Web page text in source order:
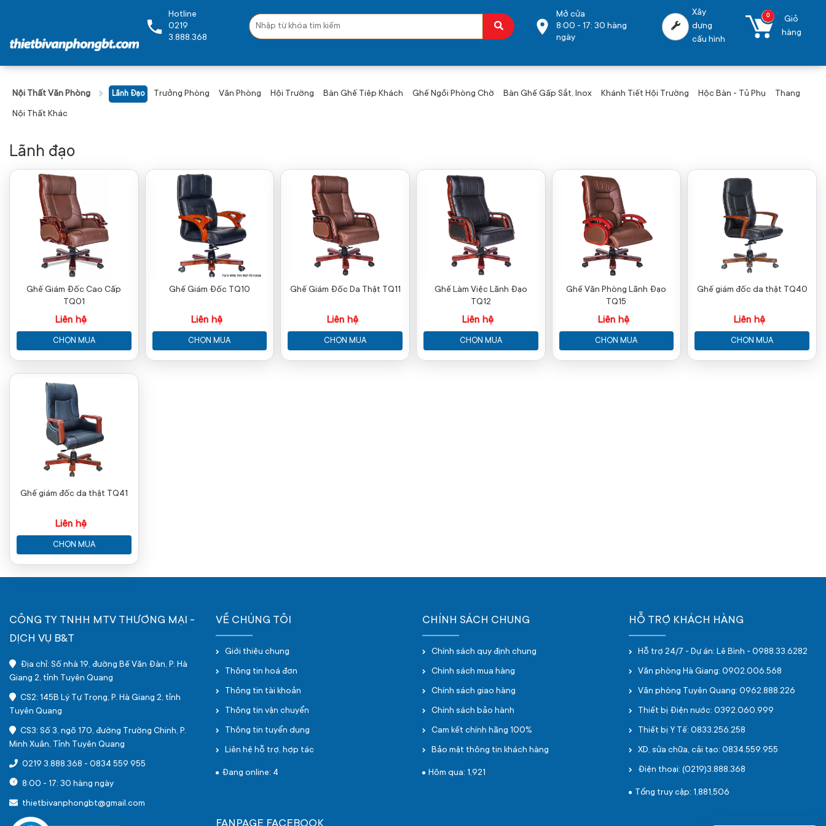
Hotline
0219
3.888.368
Mở cửa
8:00 - 17: 30 hàng
ngày
Xây
dựng
cấu hình
0
Giỏ
hàng
Nội Thất Văn Phòng Lãnh Đạo Trưởng Phòng Văn Phòng Hội Trường Bàn Ghế Tiêp Khách Ghế Ngồi Phòng Chờ Bàn Ghế Gấp Sắt, Inox Khánh Tiết Hội Trường Hộc Bàn - Tủ Phụ Thang
Nội Thất Khác
Lãnh đạo
Ghế Giám Đốc Cao Cấp
TQ01
Liên hệ
CHỌN MUA
Ghế Giám Đốc TQ10
Liên hệ
CHỌN MUA
Ghế Giám Đốc Da Thật TQ11
Liên hệ
CHỌN MUA
Ghế Làm Việc Lãnh Đạo
TQ12
Liên hệ
CHỌN MUA
Ghế Văn Phòng Lãnh Đạo
TQ15
Liên hệ
CHỌN MUA
Ghế giám đốc da thật TQ40
Liên hệ
CHỌN MUA
Ghế giám đốc da thật TQ41
Liên hệ
CHỌN MUA
CÔNG TY TNHH MTV THƯƠNG MẠI -
DỊCH VỤ B&T
Địa chỉ: Số nhà 19, đường Bế Văn Đàn, P. Hà
Giang 2, tỉnh Tuyên Quang
CS2: 145B Lý Tự Trọng, P. Hà Giang 2, tỉnh
Tuyên Quang
CS3: Số 3, ngõ 170, đường Trường Chinh, P.
Minh Xuân, Tỉnh Tuyên Quang
0219 3.888.368 - 0834 559 955
8:00 - 17: 30 hàng ngày
thietbivanphongbt@gmail.com
VỀ CHÚNG TÔI
Giới thiệu chung
Thông tin hoá đơn
Thông tin tài khoản
Thông tin vận chuyển
Thông tin tuyển dụng
Liên hệ hỗ trợ, hợp tác
Đang online: 4
CHÍNH SÁCH CHUNG
Chính sách quy định chung
Chính sách mua hàng
Chính sách giao hàng
Chính sách bảo hành
Cam kết chính hãng 100%
Bảo mật thông tin khách hàng
Hôm qua: 1,921
HỖ TRỢ KHÁCH HÀNG
Hỗ trợ 24/7 - Dự án: Lê Bình - 0988.33.6282
Văn phòng Hà Giang: 0902.006.568
Văn phòng Tuyên Quang: 0962.888.226
Thiết bị Điện nước: 0392.060.999
Thiết bị Y Tế: 0833.256.258
XD, sửa chữa, cải tạo: 0834.559.955
Điện thoại: (0219)3.888.368
Tổng truy cập: 1,881,506